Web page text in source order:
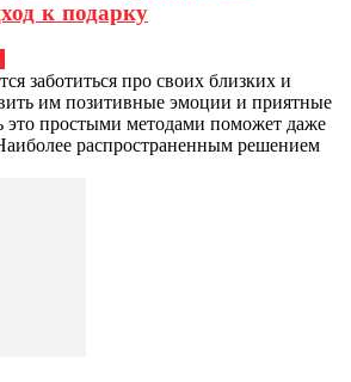
к подарку
заботиться про своих близких и
им позитивные эмоции и приятные
это простыми методами поможет даже
распространенным решением